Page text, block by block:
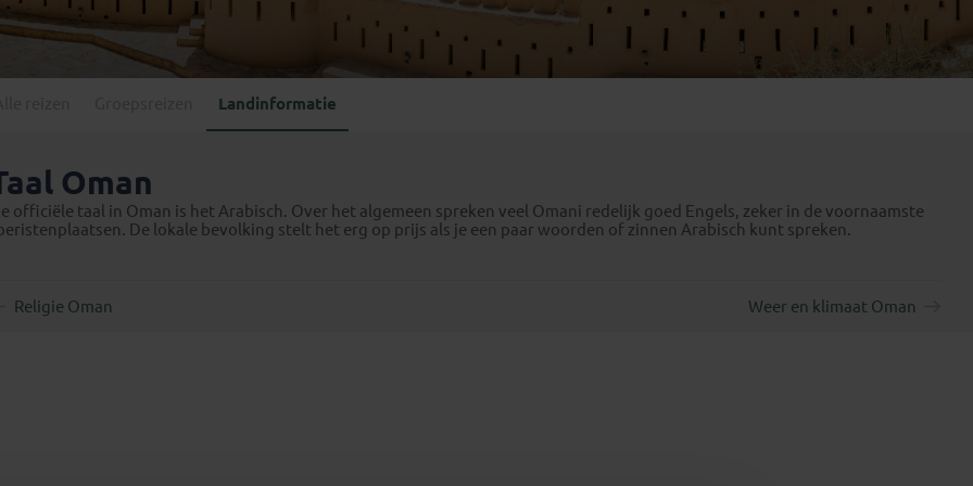
Mexico
Paraguay(1)
Kroatië(2)
Letland(3)
Montenegro (2)
Emiraten
(1)
Landinformatie
Oman
officiële taal in Oman is het Arabisch. Over het algemeen spreken veel Omani redelijk goed Engels, zeker in de voornaamste
De lokale bevolking stelt het erg op prijs als je een paar woorden of zinnen Arabisch kunt spreken.
Religie Oman Weer en klimaat Oman